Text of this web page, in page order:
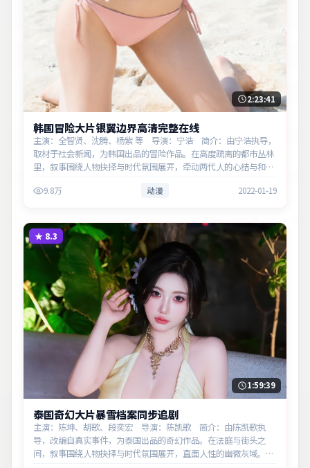
2:23:41
韩国冒险大片银翼边界高清完整在线
主演：全智贤、沈腾、杨紫 等 导演：宁浩 简介：由宁浩执导，
取材于社会新闻，为韩国出品的冒险作品。在高度疏离的都市丛林
里，叙事围绕人物抉择与时代氛围展开，牵动两代人的心结与和
9.8万 动漫 2022-01-19
★ 8.3
1:59:39
泰国奇幻大片暴雪档案同步追剧
主演：陈坤、胡歌、段奕宏 导演：陈凯歌 简介：由陈凯歌执
导，改编自真实事件，为泰国出品的奇幻作品。在法庭与街头之
间，叙事围绕人物抉择与时代氛围展开，直面人性的幽微灰域。主